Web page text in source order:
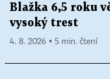
spolupracujících s
Doprava:
Blažka 6,5 roku
vysoký trest
4. 8. 2026 ▪ 5 min. čtení